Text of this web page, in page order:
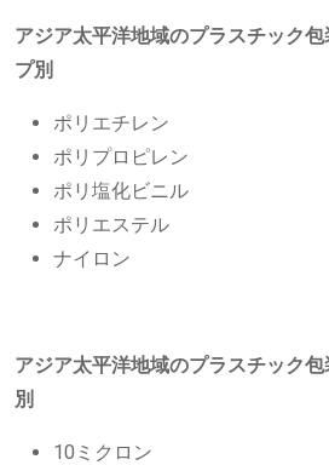
アジア太平洋地域のプラスチック
プ別
ポリエチレン
ポリプロピレン
ポリ塩化ビニル
ポリエステル
ナイロン
アジア太平洋地域のプラスチック包
別
10ミクロン